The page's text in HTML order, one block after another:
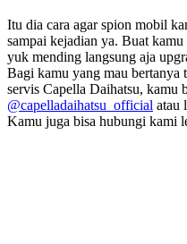
Itu dia cara agar spion mobil
sampai kejadian ya. Buat
yuk mending langsung aja
Bagi kamu yang mau bertanya
servis Capella Daihatsu, kamu
@capelladaihatsu_official atau
Kamu juga bisa hubungi kami